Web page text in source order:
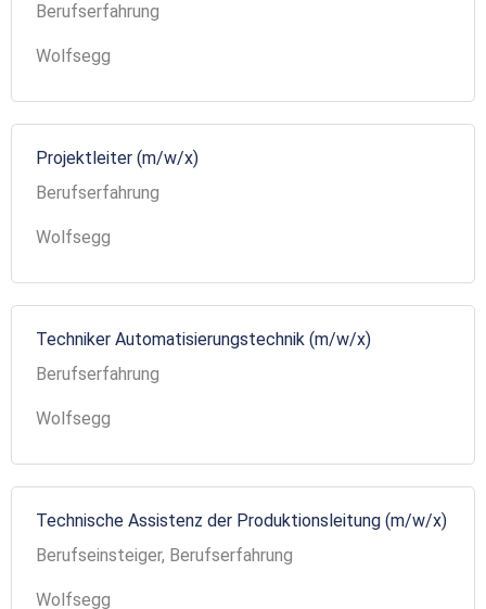
Berufserfahrung
Wolfsegg
Projektleiter (m/w/x)
Berufserfahrung
Wolfsegg
Techniker Automatisierungstechnik (m/w/x)
Berufserfahrung
Wolfsegg
Technische Assistenz der Produktionsleitung (m/w/x)
Berufseinsteiger, Berufserfahrung
Wolfsegg